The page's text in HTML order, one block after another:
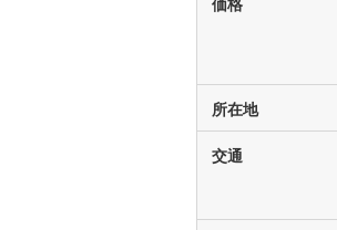
所在地
交通